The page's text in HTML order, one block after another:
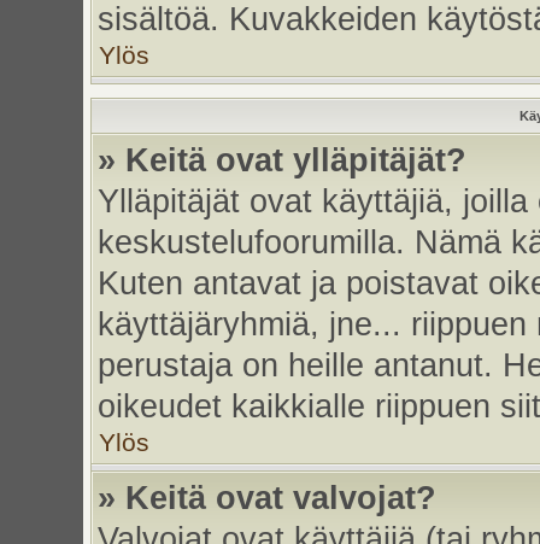
sisältöä. Kuvakkeiden
Ylös
» Keitä ovat ylläpitäjät?
Ylläpitäjät ovat käyttäjiä,
keskustelufoorumilla. Nämä
Kuten antavat ja poistavat
käyttäjäryhmiä, jne...
perustaja on heille antanut.
oikeudet kaikkialle riippuen
Ylös
» Keitä ovat valvojat?